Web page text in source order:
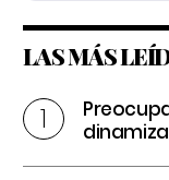
LAS MÁS